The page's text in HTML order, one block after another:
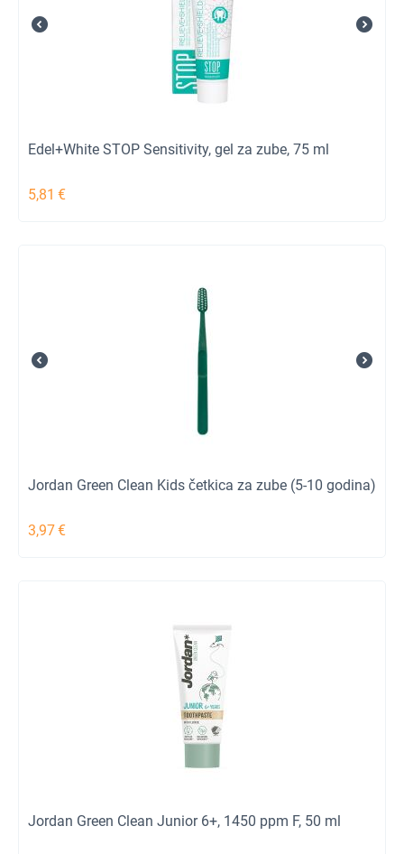
Edel+White STOP Sensitivity, gel za zube, 75 ml
5,81 €
Jordan Green Clean Kids četkica za zube (5-10 godina)
3,97€
Jordan Green Clean Junior 6+, 1450 ppm F, 50 ml